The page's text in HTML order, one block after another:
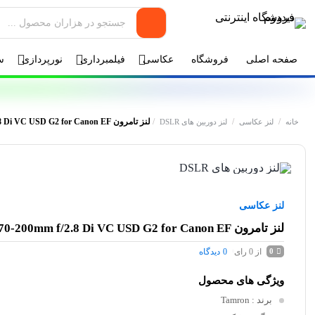
صفحه اصلی فروشگاه عکاسی فیلمبرداری نورپردازی
خانه / لنز عکاسی / لنز دوربین های DSLR / لنز تامرون Tamron SP 70-200mm f/2.8 Di VC USD G2 for Canon EF
لنز عکاسی
لنز تامرون Tamron SP 70-200mm f/2.8 Di VC USD G2 for Canon EF
0 از 0 رای 0 دیدگاه
ویژگی های محصول
برند : Tamron